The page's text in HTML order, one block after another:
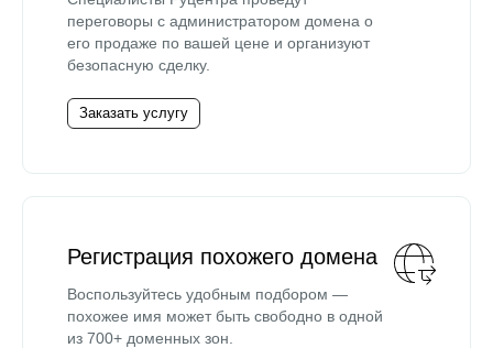
переговоры с администратором домена о
его продаже по вашей цене и организуют
безопасную сделку.
Заказать услугу
Регистрация похожего домена
Воспользуйтесь удобным подбором —
похожее имя может быть свободно в одной
из 700+ доменных зон.